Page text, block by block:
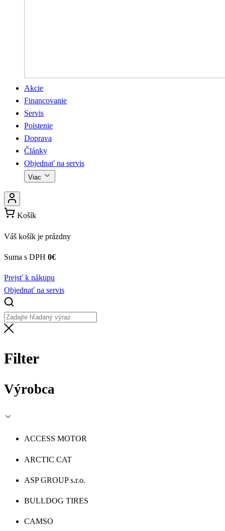
Akcie
Financovanie
Servis
Poistenie
Doprava
Články
Objednať na servis
Viac
Košík
Váš košík je prázdny
Suma s DPH 0€
Prejsť k nákupu
Objednať na servis
Filter
Výrobca
ACCESS MOTOR
ARCTIC CAT
ASP GROUP s.r.o.
BULLDOG TIRES
CAMSO